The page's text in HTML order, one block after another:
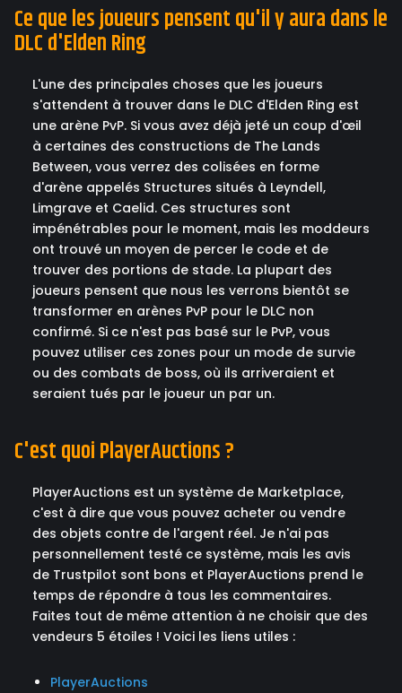
Ce que les joueurs pensent qu'il y aura dans le
DLC d'Elden Ring
L'une des principales choses que les joueurs
s'attendent à trouver dans le DLC d'Elden Ring est
une arène PvP. Si vous avez déjà jeté un coup d'œil
à certaines des constructions de The Lands
Between, vous verrez des colisées en forme
d'arène appelés Structures situés à Leyndell,
Limgrave et Caelid. Ces structures sont
impénétrables pour le moment, mais les moddeurs
ont trouvé un moyen de percer le code et de
trouver des portions de stade. La plupart des
joueurs pensent que nous les verrons bientôt se
transformer en arènes PvP pour le DLC non
confirmé. Si ce n'est pas basé sur le PvP, vous
pouvez utiliser ces zones pour un mode de survie
ou des combats de boss, où ils arriveraient et
seraient tués par le joueur un par un.
C'est quoi PlayerAuctions ?
PlayerAuctions est un système de Marketplace,
c'est à dire que vous pouvez acheter ou vendre
des objets contre de l'argent réel. Je n'ai pas
personnellement testé ce système, mais les avis
de Trustpilot sont bons et PlayerAuctions prend le
temps de répondre à tous les commentaires.
Faites tout de même attention à ne choisir que des
vendeurs 5 étoiles ! Voici les liens utiles :
PlayerAuctions